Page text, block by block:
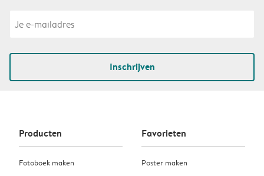
Inschrijven
Producten
Fotoboek maken
Favorieten
Poster maken